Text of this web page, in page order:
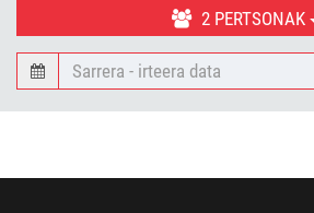
2 PERTSONAK